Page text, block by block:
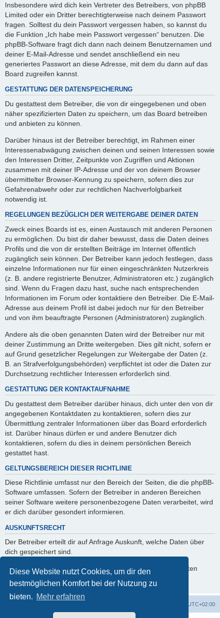
Diese Website nutzt Cookies, um dir den
bestmöglichen Komfort bei der Nutzung zu
bieten. Mehr erfahren
Insbesondere wird dich kein Vertreter des Betreibers, von phpBB
Limited oder ein Dritter berechtigterweise nach deinem Passwort
fragen. Solltest du dein Passwort vergessen haben, so kannst du
die Funktion „Ich habe mein Passwort vergessen“ benutzen. Die
phpBB-Software fragt dich dann nach deinem Benutzernamen und
deiner E-Mail-Adresse und sendet anschließend ein neu
generiertes Passwort an diese Adresse, mit dem du dann auf das
Board zugreifen kannst.
GESTATTUNG DER DATENSPEICHERUNG
Du gestattest dem Betreiber, die von dir eingegebenen und oben
näher spezifizierten Daten zu speichern, um das Board betreiben
und anbieten zu können.
Darüber hinaus ist der Betreiber berechtigt, im Rahmen einer
Interessenabwägung zwischen deinen und seinen Interessen sowie
den Interessen Dritter, Zeitpunkte von Zugriffen und Aktionen
zusammen mit deiner IP-Adresse und der von deinem Browser
übermittelter Browser-Kennung zu speichern, sofern dies zur
Gefahrenabwehr oder zur rechtlichen Nachverfolgbarkeit
notwendig ist.
REGELUNGEN BEZÜGLICH DER WEITERGABE DEINER DATEN
Zweck eines Boards ist es, einen Austausch mit anderen Personen
zu ermöglichen. Du bist dir daher bewusst, dass die Daten deines
Profils und die von dir erstellten Beiträge im Internet öffentlich
zugänglich sein können. Der Betreiber kann jedoch festlegen, dass
einzelne Informationen nur für einen eingeschränkten Nutzerkreis
(z. B. andere registrierte Benutzer, Administratoren etc.) zugänglich
sind. Wenn du Fragen dazu hast, suche nach entsprechenden
Informationen im Forum oder kontaktiere den Betreiber. Die E-Mail-
Adresse aus deinem Profil ist dabei jedoch nur für den Betreiber
und von ihm beauftragte Personen (Administratoren) zugänglich.
Andere als die oben genannten Daten wird der Betreiber nur mit
deiner Zustimmung an Dritte weitergeben. Dies gilt nicht, sofern er
auf Grund gesetzlicher Regelungen zur Weitergabe der Daten (z.
B. an Strafverfolgungsbehörden) verpflichtet ist oder die Daten zur
Durchsetzung rechtlicher Interessen erforderlich sind.
GESTATTUNG DER KONTAKTAUFNAHME
Du gestattest dem Betreiber darüber hinaus, dich unter den von dir
angegebenen Kontaktdaten zu kontaktieren, sofern dies zur
Übermittlung zentraler Informationen über das Board erforderlich
ist. Darüber hinaus dürfen er und andere Benutzer dich
kontaktieren, sofern du dies in deinem persönlichen Bereich
gestattet hast.
GELTUNGSBEREICH DIESER RICHTLINIE
Diese Richtlinie umfasst nur den Bereich der Seiten, die die phpBB-
Software umfassen. Sofern der Betreiber in anderen Bereichen
seiner Software weitere personenbezogene Daten verarbeitet, wird
er dich darüber gesondert informieren.
AUSKUNFTSRECHT
Der Betreiber erteilt dir auf Anfrage Auskunft, welche Daten über
dich gespeichert sind.
Du kannst jederzeit die Löschung bzw. Sperrung deiner Daten
verlangen. Kontaktiere hierzu bitte den Betreiber.
UTC+02:00